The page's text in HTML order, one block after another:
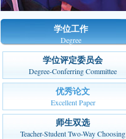
学位工作
Degree
学位评定委员会
Degree-Conferring Committee
优秀论文
Excellent Paper
师生双选
Teacher-Student Two-Way Choosing